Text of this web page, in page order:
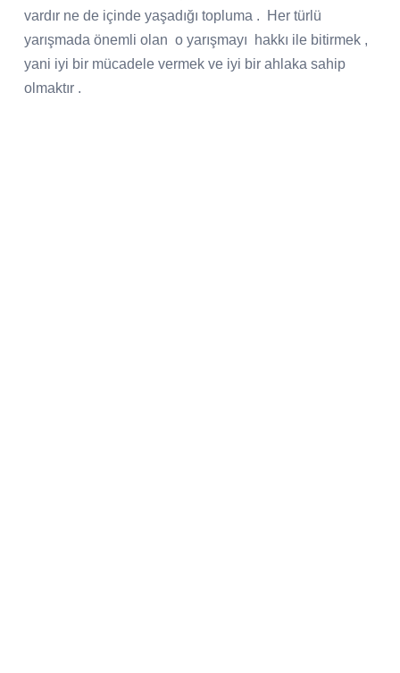
vardır ne de içinde yaşadığı topluma .
Her türlü
yarışmada önemli olan o yarışmayı
hakkı ile bitirmek ,
yani iyi bir mücadele vermek ve iyi bir ahlaka sahip
olmaktır .